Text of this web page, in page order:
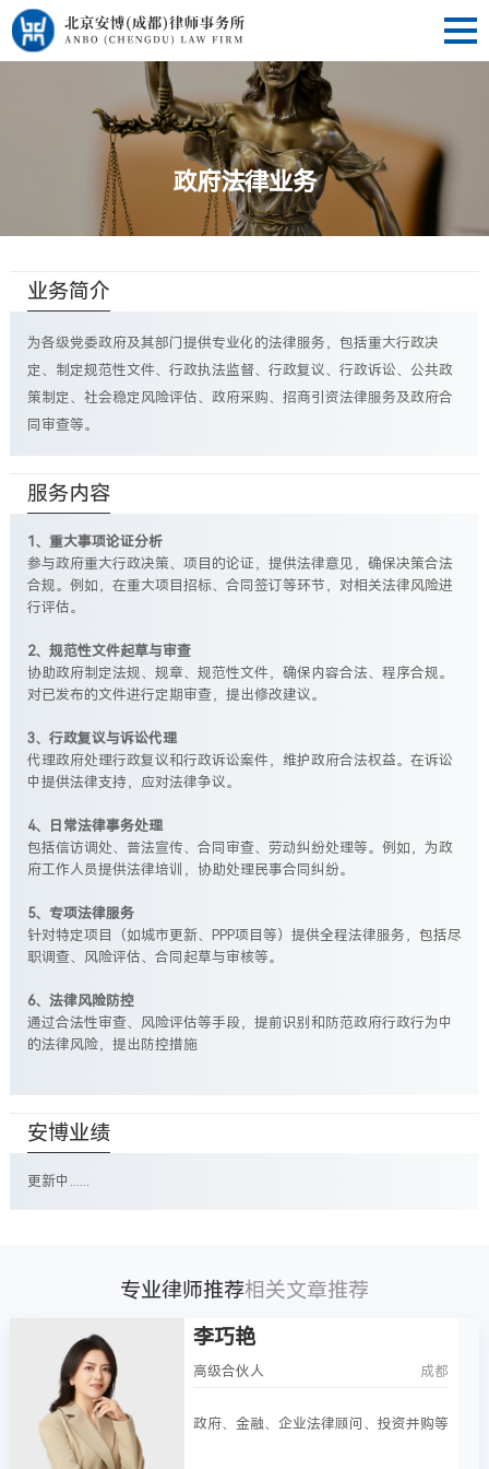
政府法律业务
业务简介
为各级党委政府及其部门提供专业化的法律服务，包括重大行政决
定、制定规范性文件、行政执法监督、行政复议、行政诉讼、公共政
策制定、社会稳定风险评估、政府采购、招商引资法律服务及政府合
同审查等。
服务内容
1、重大事项论证分析
参与政府重大行政决策、项目的论证，提供法律意见，确保决策合法
合规。例如，在重大项目招标、合同签订等环节，对相关法律风险进
行评估。
2、规范性文件起草与审查
协助政府制定法规、规章、规范性文件，确保内容合法、程序合规。
对已发布的文件进行定期审查，提出修改建议。
3、行政复议与诉讼代理
代理政府处理行政复议和行政诉讼案件，维护政府合法权益。在诉讼
中提供法律支持，应对法律争议。
4、日常法律事务处理
包括信访调处、普法宣传、合同审查、劳动纠纷处理等。例如，为政
府工作人员提供法律培训，协助处理民事合同纠纷。
5、专项法律服务
针对特定项目（如城市更新、PPP项目等）提供全程法律服务，包括尽
职调查、风险评估、合同起草与审核等。
6、法律风险防控
通过合法性审查、风险评估等手段，提前识别和防范政府行政行为中
的法律风险，提出防控措施
安博业绩
更新中......
专业律师推荐相关文章推荐
李巧艳
高级合伙人 成都
政府、金融、企业法律顾问、投资并购等